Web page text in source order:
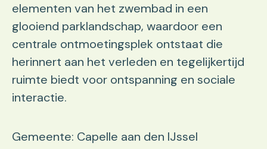
elementen van het zwembad in een
glooiend parklandschap, waardoor een
centrale ontmoetingsplek ontstaat die
herinnert aan het verleden en tegelijkertijd
ruimte biedt voor ontspanning en sociale
interactie.
Gemeente: Capelle aan den IJssel